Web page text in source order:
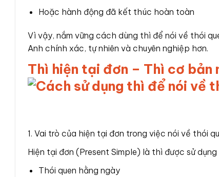
Hoặc hành động đã kết thúc hoàn toàn
Vì vậy, nắm vững cách dùng thì để nói về thói
Anh chính xác, tự nhiên và chuyên nghiệp hơn.
Thì hiện tại đơn – Thì cơ bản
1. Vai trò của hiện tại đơn trong việc nói về thói
Hiện tại đơn (Present Simple) là thì được sử
Thói quen hằng ngày